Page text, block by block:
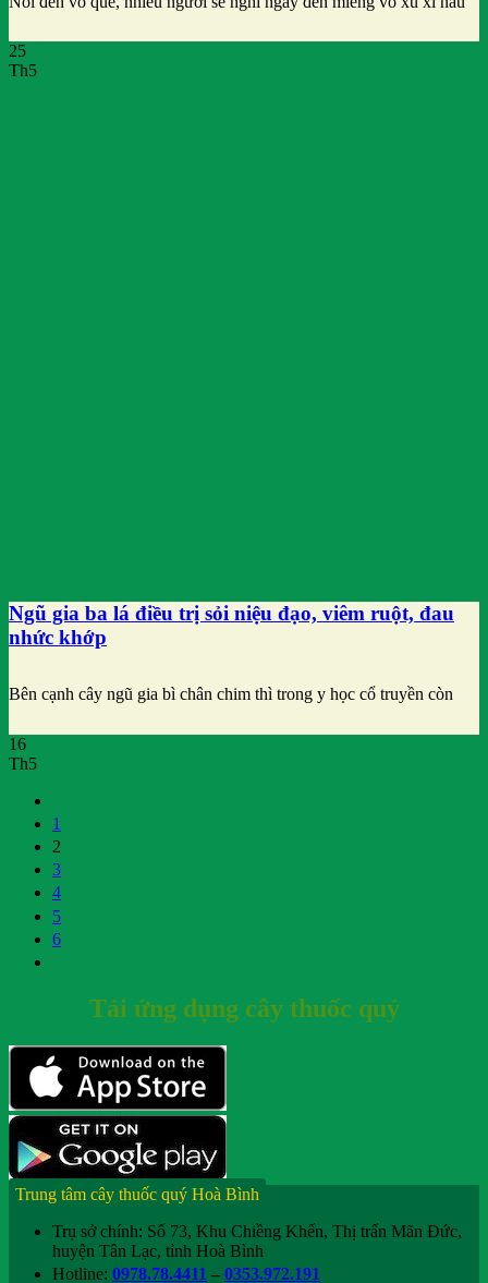
25
Th5
Ngũ gia ba lá điều trị sỏi niệu đạo, viêm ruột, đau
nhức khớp
Bên cạnh cây ngũ gia bì chân chim thì trong y học cổ truyền còn
16
Th5
1
2
3
4
5
6
Tải ứng dụng cây thuốc quý
Trung tâm cây thuốc quý Hoà Bình
Trụ sở chính: Số 73, Khu Chiềng Khến, Thị trấn Mãn Đức,
huyện Tân Lạc, tỉnh Hoà Bình
Hotline: 0978.78.4411 – 0353.972.191